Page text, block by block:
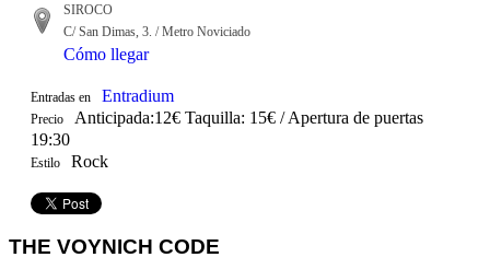
SIROCO
C/ San Dimas, 3. / Metro Noviciado
Cómo llegar
Entradas en Entradium
Precio
Anticipada:12€ Taquilla: 15€ / Apertura de puertas
19:30
Estilo Rock
THE VOYNICH CODE